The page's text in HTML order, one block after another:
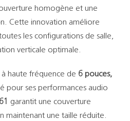
homogène et une
Cette innovation améliore
les configurations de salle,
verticale optimale.
à haute fréquence de 6 pouces,
pour ses performances audio
garantit une couverture
maintenant une taille réduite.